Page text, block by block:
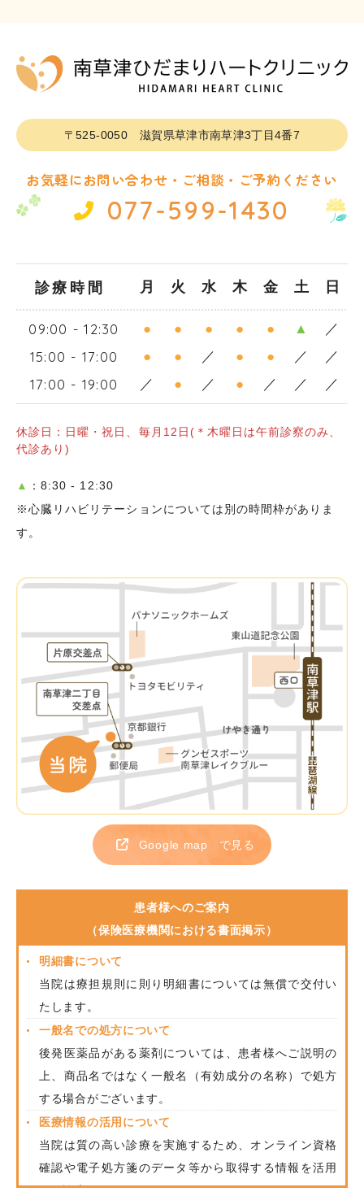
〒525-0050 滋賀県草津市南草津3丁目4番7
お気軽にお問い合わせ・ご相談・ご予約ください
077-599-1430
診療時間 月 火 水 木 金 土 日
09:00 - 12:30 ● ● ● ● ● ▲ ／
15:00 - 17:00 ● ● ／ ● ● ／ ／
17:00 - 19:00 ／ ● ／ ● ／ ／ ／
休診日：日曜・祝日、毎月12日(＊木曜日は午前診察のみ、
代診あり)
▲
：8:30 - 12:30
※心臓リハビリテーションについては別の時間枠がありま
す。
Google map で見る
患者様へのご案内
（保険医療機関における書面掲示）
明細書について
当院は療担規則に則り明細書については無償で交付い
たします。
一般名での処方について
後発医薬品がある薬剤については、患者様へご説明の
上、商品名ではなく一般名（有効成分の名称）で処方
する場合がございます。
医療情報の活用について
当院は質の高い診療を実施するため、オンライン資格
確認や電子処方箋のデータ等から取得する情報を活用
して診療をおこなっています。